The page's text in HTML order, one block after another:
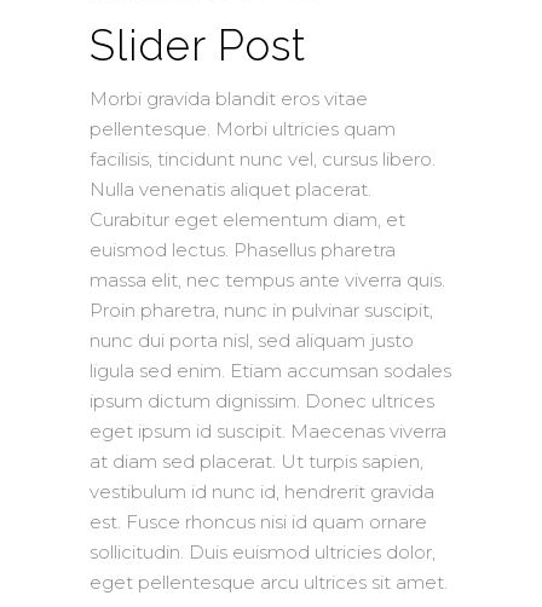
Slider Post
Morbi gravida blandit eros vitae
pellentesque. Morbi ultricies quam
facilisis, tincidunt nunc vel, cursus libero.
Nulla venenatis aliquet placerat.
Curabitur eget elementum diam, et
euismod lectus. Phasellus pharetra
massa elit, nec tempus ante viverra quis.
Proin pharetra, nunc in pulvinar suscipit,
nunc dui porta nisl, sed aliquam justo
ligula sed enim. Etiam accumsan sodales
ipsum dictum dignissim. Donec ultrices
eget ipsum id suscipit. Maecenas viverra
at diam sed placerat. Ut turpis sapien,
vestibulum id nunc id, hendrerit gravida
est. Fusce rhoncus nisi id quam ornare
sollicitudin. Duis euismod ultricies dolor,
eget pellentesque arcu ultrices sit amet.